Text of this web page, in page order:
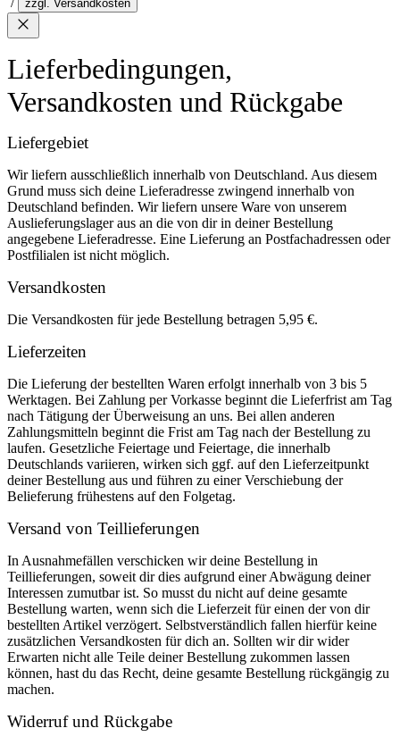
zzgl. Versandkosten
Lieferbedingungen,
Versandkosten und Rückgabe
Liefergebiet
Wir liefern ausschließlich innerhalb von Deutschland. Aus diesem
Grund muss sich deine Lieferadresse zwingend innerhalb von
Deutschland befinden. Wir liefern unsere Ware von unserem
Auslieferungslager aus an die von dir in deiner Bestellung
angegebene Lieferadresse. Eine Lieferung an Postfachadressen oder
Postfilialen ist nicht möglich.
Versandkosten
Die Versandkosten für jede Bestellung betragen 5,95 €.
Lieferzeiten
Die Lieferung der bestellten Waren erfolgt innerhalb von 3 bis 5
Werktagen. Bei Zahlung per Vorkasse beginnt die Lieferfrist am Tag
nach Tätigung der Überweisung an uns. Bei allen anderen
Zahlungsmitteln beginnt die Frist am Tag nach der Bestellung zu
laufen. Gesetzliche Feiertage und Feiertage, die innerhalb
Deutschlands variieren, wirken sich ggf. auf den Lieferzeitpunkt
deiner Bestellung aus und führen zu einer Verschiebung der
Belieferung frühestens auf den Folgetag.
Versand von Teillieferungen
In Ausnahmefällen verschicken wir deine Bestellung in
Teillieferungen, soweit dir dies aufgrund einer Abwägung deiner
Interessen zumutbar ist. So musst du nicht auf deine gesamte
Bestellung warten, wenn sich die Lieferzeit für einen der von dir
bestellten Artikel verzögert. Selbstverständlich fallen hierfür keine
zusätzlichen Versandkosten für dich an. Sollten wir dir wider
Erwarten nicht alle Teile deiner Bestellung zukommen lassen
können, hast du das Recht, deine gesamte Bestellung rückgängig zu
machen.
Widerruf und Rückgabe